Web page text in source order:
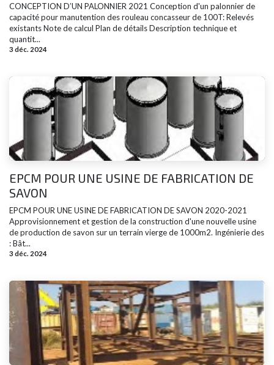
CONCEPTION D’UN PALONNIER 2021 Conception d'un palonnier de
capacité pour manutention des rouleau concasseur de 100T: Relevés
existants Note de calcul Plan de détails​ Description technique et
quantit...
3 déc. 2024
EPCM POUR UNE USINE DE FABRICATION DE
SAVON
EPCM POUR UNE USINE DE FABRICATION DE SAVON 2020-2021
Approvisionnement et gestion de la construction d'une nouvelle usine
de production de savon sur un terrain vierge de 1000m2. Ingénierie des
:​ Bât...
3 déc. 2024